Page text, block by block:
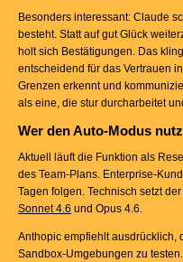
Besonders interessant: Claude
besteht. Statt auf gut Glück
holt sich Bestätigungen. Das
entscheidend für das Vertrauen
Grenzen erkennt und
als eine, die stur durcharbeitet
Wer den Auto-Modus
Aktuell läuft die Funktion als
des Team-Plans. Enterprise-
Tagen folgen. Technisch setzt
Sonnet 4.6 und Opus 4.6.
Anthopic empfiehlt ausdrücklich,
Sandbox-Umgebungen zu